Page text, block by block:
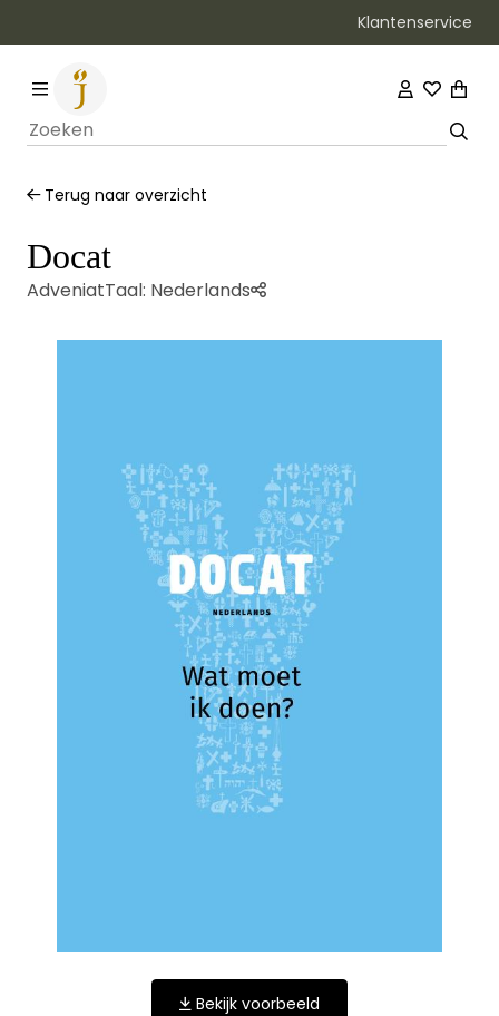
Klantenservice
Terug naar overzicht
Docat
AdveniatTaal: Nederlands
Bekijk voorbeeld